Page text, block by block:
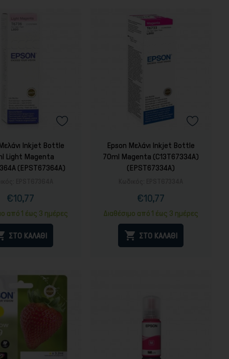
Inkjet Bottle
Light Magenta
(EPST67364A)
Τιμή
€10,77
Κανονική
τιμή
από 1 έως 3 ημέρες
ΣΤΟ ΚΑΛΑΘΙ
Epson Μελάνι Inkjet Bottle
70ml Magenta (C13T67334A)
(EPST67334A)
Τιμή
€10,77
Κανονική
τιμή
Διαθέσιμο από 1 έως 3 ημέρες
 ΣΤΟ ΚΑΛΑΘΙ